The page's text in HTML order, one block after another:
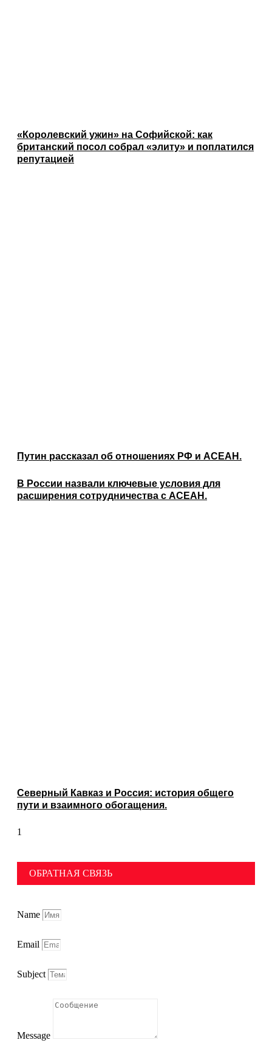
«Королевский ужин» на Софийской: как
британский посол собрал «элиту» и поплатился
репутацией
Путин рассказал об отношениях РФ и АСЕАН.
В России назвали ключевые условия для
расширения сотрудничества с АСЕАН.
Северный Кавказ и Россия: история общего
пути и взаимного обогащения.
ОБРАТНАЯ СВЯЗЬ
Name
Email
Subject
Message